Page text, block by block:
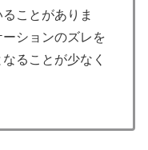
ことがありま
ションのズレを
ることが少なく